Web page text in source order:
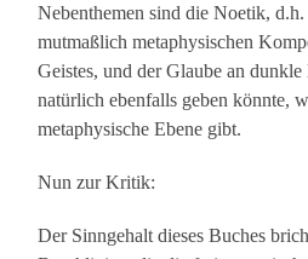
Nebenthemen sind die Noetik,
mutmaßlich metaphysischen
Geistes, und der Glaube an
natürlich ebenfalls geben könnte,
metaphysische Ebene gibt.
Nun zur Kritik:
Der Sinngehalt dieses Buches